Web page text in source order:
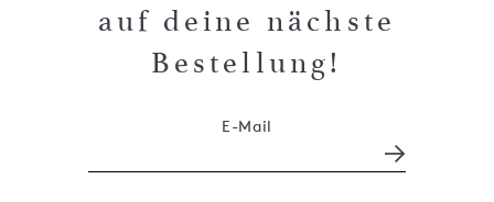
auf deine nächste
Bestellung!
E-Mail